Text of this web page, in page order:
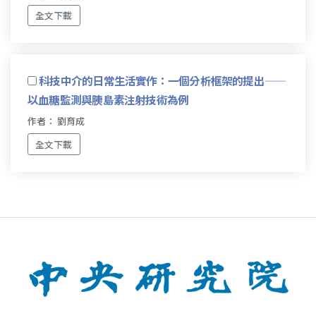
全文下載
科技中介的日常生活實作：一個分析框架的提出——
以血糖監測與胰島素注射技術為例
作者： 劉育成
全文下載